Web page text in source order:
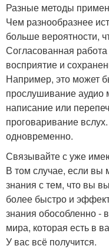
Разные методы
Чем разнообразнее
больше вероятности,
Согласованная
восприятие и
Например, это может
прослушивание аудио
написание или
проговаривание
одновременно.
Связывайте с уже
В том случае, если вы
знания с тем, что вы
более быстро и
знания обособленно -
мира, которая есть в
У вас всё получится.